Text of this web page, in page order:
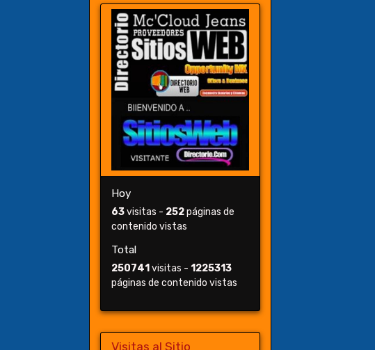
Hoy
63visitas - 252páginas de
contenido vistas
Total
250741 visitas -1225313
páginas de contenido vistas
Visitas al Sitio